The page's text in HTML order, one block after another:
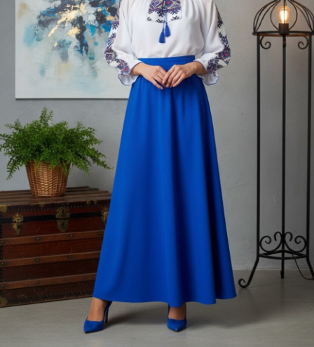
Дамски панталони
Дамски пуловери
Дамски сака
Дамски спортни комплекти
Дамски тениски
Дамски якета
Жилетка
Поли